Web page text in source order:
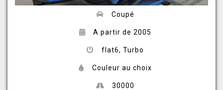
Coupé
A partir de 2005
flat6, Turbo
Couleur au choix
30000